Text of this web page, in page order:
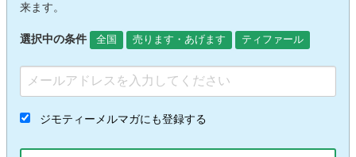
来ます。
選択中の条件 全国 売ります・あげます ティファール
ジモティーメルマガにも登録する